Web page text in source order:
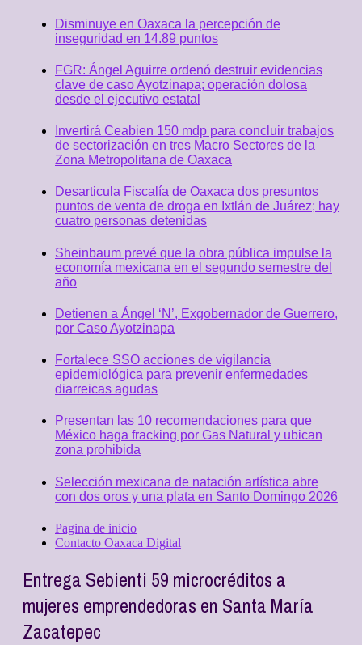
Disminuye en Oaxaca la percepción de
inseguridad en 14.89 puntos
FGR: Ángel Aguirre ordenó destruir evidencias
clave de caso Ayotzinapa; operación dolosa
desde el ejecutivo estatal
Invertirá Ceabien 150 mdp para concluir trabajos
de sectorización en tres Macro Sectores de la
Zona Metropolitana de Oaxaca
Desarticula Fiscalía de Oaxaca dos presuntos
puntos de venta de droga en Ixtlán de Juárez; hay
cuatro personas detenidas
Sheinbaum prevé que la obra pública impulse la
economía mexicana en el segundo semestre del
año
Detienen a Ángel ‘N’, Exgobernador de Guerrero,
por Caso Ayotzinapa
Fortalece SSO acciones de vigilancia
epidemiológica para prevenir enfermedades
diarreicas agudas
Presentan las 10 recomendaciones para que
México haga fracking por Gas Natural y ubican
zona prohibida
Selección mexicana de natación artística abre
con dos oros y una plata en Santo Domingo 2026
Pagina de inicio
Contacto Oaxaca Digital
Entrega Sebienti 59 microcréditos a
mujeres emprendedoras en Santa María
Zacatepec